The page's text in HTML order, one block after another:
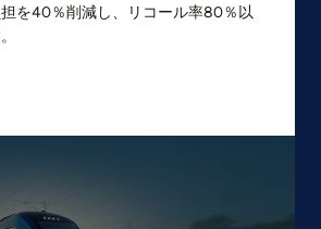
を40％削減し、リコール率80％以